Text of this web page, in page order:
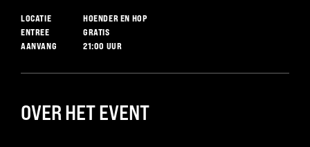
LOCATIE
HOENDER EN HOP
ENTREE
GRATIS
AANVANG
21:00 UUR
OVER HET EVENT